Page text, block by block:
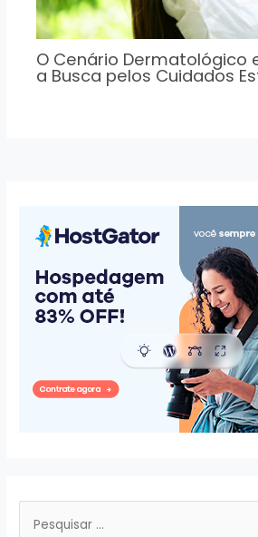
O Cenário Dermatológico
a Busca pelos Cuidados